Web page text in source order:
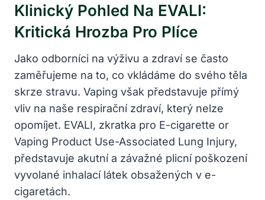
Klinický Pohled Na EVALI:
Kritická Hrozba Pro Plíce
Jako odborníci na výživu a zdraví se často
zaměřujeme na to, co vkládáme do svého těla
skrze stravu. Vaping však představuje přímý
vliv na naše respirační zdraví, který nelze
opomíjet. EVALI, zkratka pro E-cigarette or
Vaping Product Use-Associated Lung Injury,
představuje akutní a závažné plicní poškození
vyvolané inhalací látek obsažených v e-
cigaretách.